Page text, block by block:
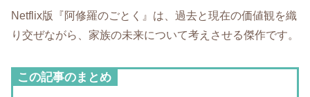
Netflix版『阿修羅のごとく』は、過去と現在の価値観を織
り交ぜながら、家族の未来について考えさせる傑作です。
この記事のまとめ